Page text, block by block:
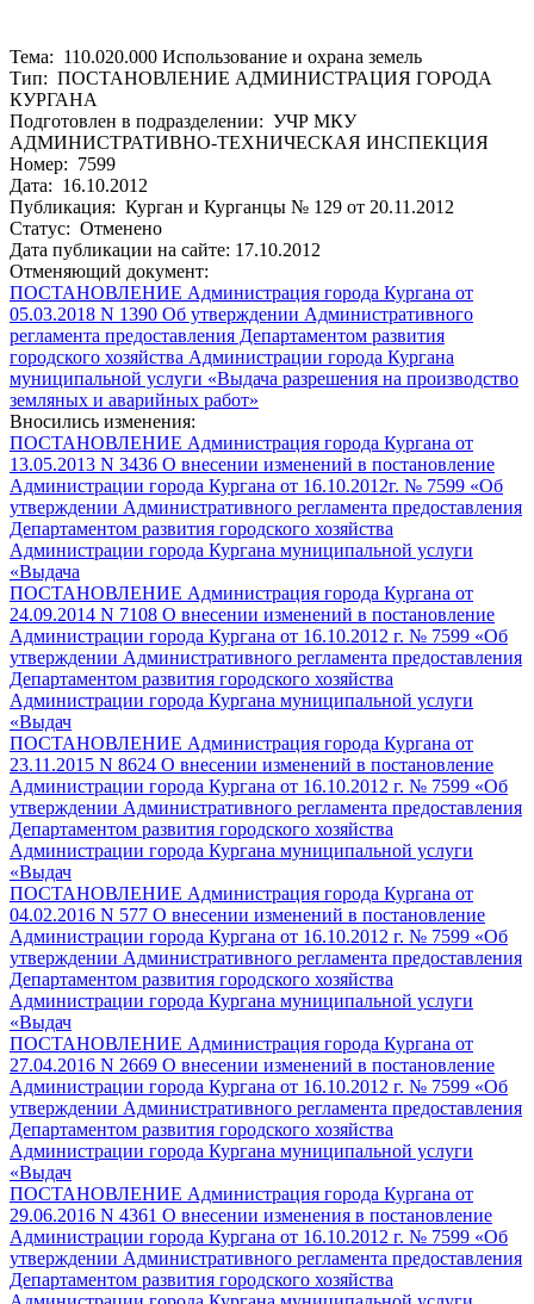
Тема: 110.020.000 Использование и охрана земель
Тип: ПОСТАНОВЛЕНИЕ АДМИНИСТРАЦИЯ ГОРОДА
КУРГАНА
Подготовлен в подразделении: УЧР МКУ
АДМИНИСТРАТИВНО-ТЕХНИЧЕСКАЯ ИНСПЕКЦИЯ
Номер: 7599
Дата: 16.10.2012
Публикация: Курган и Курганцы № 129 от 20.11.2012
Статус: Отменено
Дата публикации на сайте: 17.10.2012
Отменяющий документ:
ПОСТАНОВЛЕНИЕ Администрация города Кургана от
05.03.2018 N 1390 Об утверждении Административного
регламента предоставления Департаментом развития
городского хозяйства Администрации города Кургана
муниципальной услуги «Выдача разрешения на производство
земляных и аварийных работ»
Вносились изменения:
ПОСТАНОВЛЕНИЕ Администрация города Кургана от
13.05.2013 N 3436 О внесении изменений в постановление
Администрации города Кургана от 16.10.2012г. № 7599 «Об
утверждении Административного регламента предоставления
Департаментом развития городского хозяйства
Администрации города Кургана муниципальной услуги
«Выдача
ПОСТАНОВЛЕНИЕ Администрация города Кургана от
24.09.2014 N 7108 О внесении изменений в постановление
Администрации города Кургана от 16.10.2012 г. № 7599 «Об
утверждении Административного регламента предоставления
Департаментом развития городского хозяйства
Администрации города Кургана муниципальной услуги
«Выдач
ПОСТАНОВЛЕНИЕ Администрация города Кургана от
23.11.2015 N 8624 О внесении изменений в постановление
Администрации города Кургана от 16.10.2012 г. № 7599 «Об
утверждении Административного регламента предоставления
Департаментом развития городского хозяйства
Администрации города Кургана муниципальной услуги
«Выдач
ПОСТАНОВЛЕНИЕ Администрация города Кургана от
04.02.2016 N 577 О внесении изменений в постановление
Администрации города Кургана от 16.10.2012 г. № 7599 «Об
утверждении Административного регламента предоставления
Департаментом развития городского хозяйства
Администрации города Кургана муниципальной услуги
«Выдач
ПОСТАНОВЛЕНИЕ Администрация города Кургана от
27.04.2016 N 2669 О внесении изменений в постановление
Администрации города Кургана от 16.10.2012 г. № 7599 «Об
утверждении Административного регламента предоставления
Департаментом развития городского хозяйства
Администрации города Кургана муниципальной услуги
«Выдач
ПОСТАНОВЛЕНИЕ Администрация города Кургана от
29.06.2016 N 4361 О внесении изменения в постановление
Администрации города Кургана от 16.10.2012 г. № 7599 «Об
утверждении Административного регламента предоставления
Департаментом развития городского хозяйства